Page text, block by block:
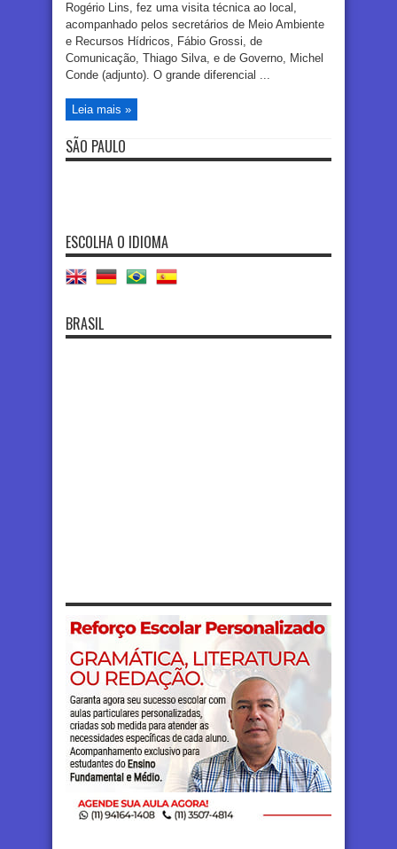
Rogério Lins, fez uma visita técnica ao local,
acompanhado pelos secretários de Meio Ambiente
e Recursos Hídricos, Fábio Grossi, de
Comunicação, Thiago Silva, e de Governo, Michel
Conde (adjunto). O grande diferencial ...
Leia mais »
SÃO PAULO
ESCOLHA O IDIOMA
BRASIL